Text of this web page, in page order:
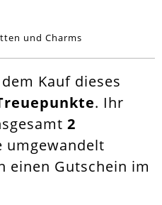
und Charms
Kauf dieses
. Ihr
2
umgewandelt
einen Gutschein im